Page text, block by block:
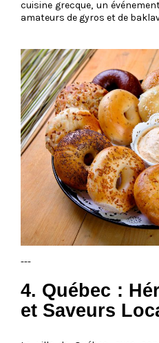
cuisine grecque, un
amateurs de gyros et de
---
4. Québec :
et Saveurs